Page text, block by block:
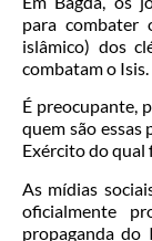
para combater
islâmico) dos
combatam o Isis.
É preocupante,
quem são essas
Exército do qual
As mídias
oficialmente
propaganda do